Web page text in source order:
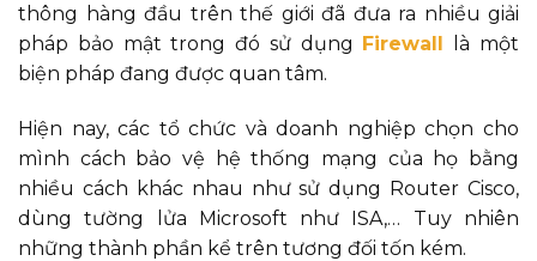
thông hàng đầu trên thế giới đã đưa ra nhiều giải
pháp bảo mật trong đó sử dụng Firewall
là một
biện pháp đang được quan tâm.
Hiện nay, các tổ chức và doanh nghiệp chọn cho
mình cách bảo vệ hệ thống mạng của họ bằng
nhiều cách khác nhau như sử dụng Router Cisco,
dùng tường lửa Microsoft như ISA,… Tuy nhiên
những thành phần kể trên tương đối tốn kém.